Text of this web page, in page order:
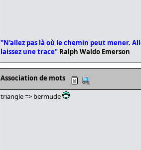
"N'allez pas là où le chemin peut mener.
laissez une trace" Ralph Waldo Emerson
Association de mots
triangle => bermude